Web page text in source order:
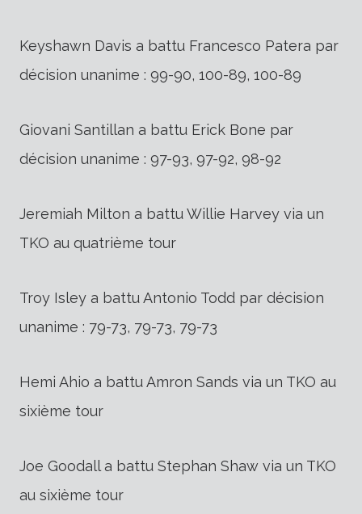
Keyshawn Davis a battu Francesco Patera par
décision unanime : 99-90, 100-89, 100-89
Giovani Santillan a battu Erick Bone par
décision unanime : 97-93, 97-92, 98-92
Jeremiah Milton a battu Willie Harvey via un
TKO au quatrième tour
Troy Isley a battu Antonio Todd par décision
unanime : 79-73, 79-73, 79-73
Hemi Ahio a battu Amron Sands via un TKO au
sixième tour
Joe Goodall a battu Stephan Shaw via un TKO
au sixième tour